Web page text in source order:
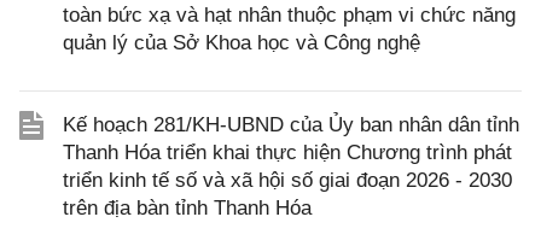
toàn bức xạ và hạt nhân thuộc phạm vi chức năng
quản lý của Sở Khoa học và Công nghệ
Kế hoạch 281/KH-UBND của Ủy ban nhân dân tỉnh
Thanh Hóa triển khai thực hiện Chương trình phát
triển kinh tế số và xã hội số giai đoạn 2026 - 2030
trên địa bàn tỉnh Thanh Hóa